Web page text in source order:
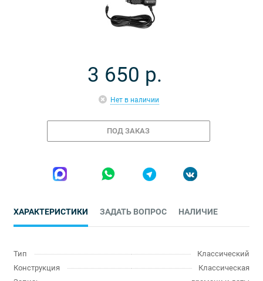
3 650 р.
Нет в наличии
ПОД ЗАКАЗ
ХАРАКТЕРИСТИКИ ЗАДАТЬ ВОПРОС НАЛИЧИЕ
Тип
Классический
Конструкция
Классическая